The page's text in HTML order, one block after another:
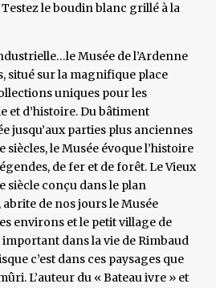
le boudin blanc grillé à la
Musée de l’Ardenne
situé sur la magnifique place
uniques pour les
et d’histoire. Du bâtiment
jusqu’aux parties plus anciennes
siècles, le Musée évoque l’histoire
de fer et de forêt. Le Vieux
siècle conçu dans le plan
abrite de nos jours le Musée
environs et le petit village de
dans la vie de Rimbaud
c’est dans ces paysages que
L’auteur du « Bateau ivre » et